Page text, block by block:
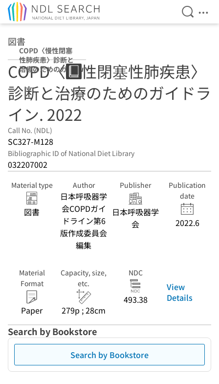
Open
図書
COPD〈慢性閉塞
性肺疾患〉診断と
治療のためのガイ
ドライン 2022
COPD〈慢性閉塞性肺疾患〉
診断と治療のためのガイドラ
イン. 2022
Call No. (NDL)
SC327-M128
Bibliographic ID of National Diet Library
032207002
Material type
図書
Author
日本呼吸器学
会COPDガイ
ドライン第6
版作成委員会
編集
Publisher
日本呼吸器学
会
Publication
date
2022.6
Material
Format
Paper
Capacity, size,
etc.
279p ; 28cm
NDC
493.38
View
Details
Search by Bookstore
Search by Bookstore